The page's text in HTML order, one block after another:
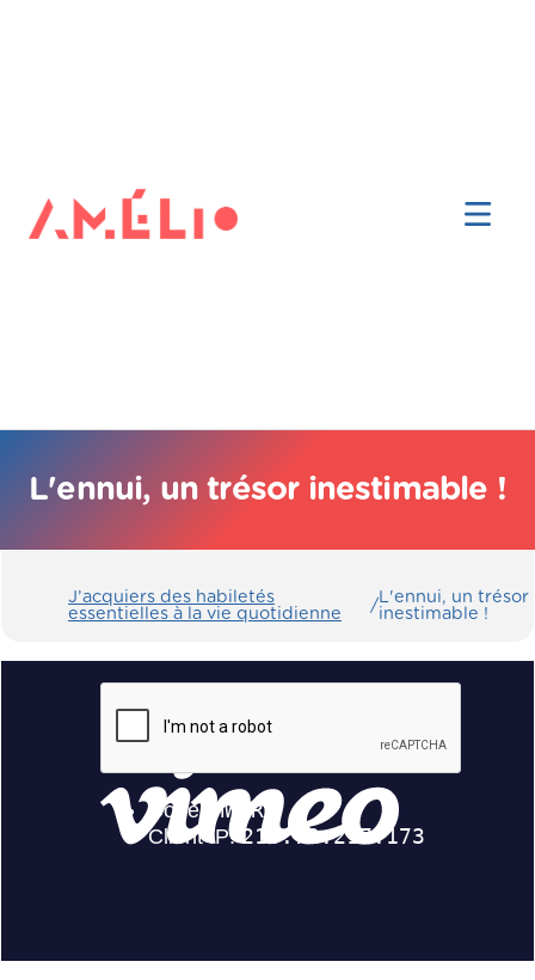
L'ennui, un trésor inestimable !
J’acquiers des habiletés
essentielles à la vie quotidienne
/L'ennui, un trésor
inestimable !